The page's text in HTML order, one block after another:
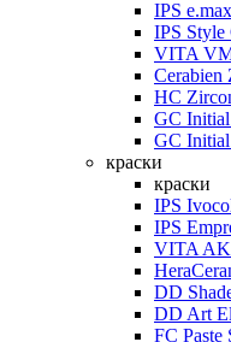
IPS
IPS Style
VITA
Cerabien
HC
GC
GC
краски
краски
IPS
IPS
VITA
DD
DD Art
FC Paste